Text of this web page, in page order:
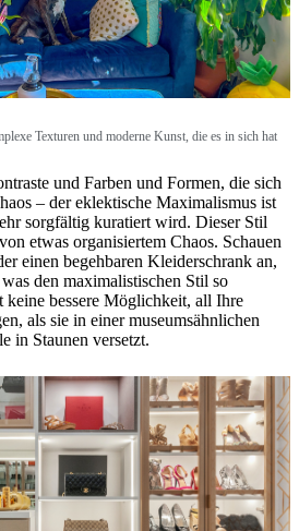
Texturen und moderne Kunst, die es in sich hat
und Farben und Formen, die sich
– der eklektische Maximalismus ist
sorgfältig kuratiert wird. Dieser Stil
etwas organisiertem Chaos. Schauen
einen begehbaren Kleiderschrank an,
den maximalistischen Stil so
keine bessere Möglichkeit, all Ihre
als sie in einer museumsähnlichen
in Staunen versetzt.